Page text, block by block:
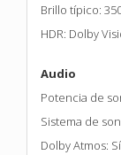
Brillo típico:
HDR: Dolby
Audio
Potencia de
Sistema de
Dolby Atmos: Sí